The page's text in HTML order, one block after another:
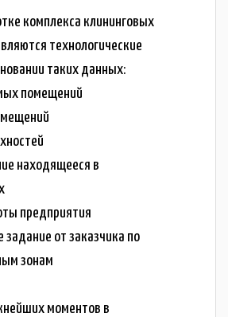
комплекса клининговых
технологические
таких данных:
помещений
находящееся в
предприятия
задание от заказчика по
зонам
моментов в